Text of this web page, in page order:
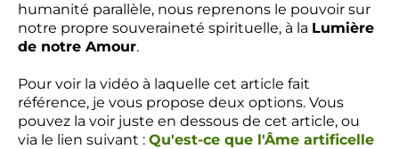
humanité parallèle, nous reprenons le pouvoir sur
notre propre souveraineté spirituelle, à la Lumière
de notre Amour.
Pour voir la vidéo à laquelle cet article fait
référence, je vous propose deux options. Vous
pouvez la voir juste en dessous de cet article, ou
via le lien suivant : Qu'est-ce que l'Âme artificelle